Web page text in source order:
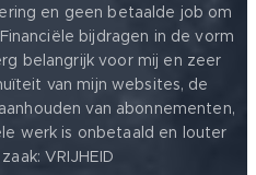
en geen betaalde job om
bijdragen in de vorm
belangrijk voor mij en zeer
van mijn websites, de
van abonnementen,
werk is onbetaald en louter
VRIJHEID ❤️